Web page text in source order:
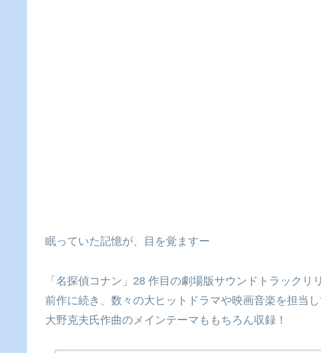
眠っていた記憶が、目を覚ますー
「名探偵コナン」28 作目の劇場版サウンドトラックリ
前作に続き、数々の大ヒットドラマや映画音楽を担当
大野克夫氏作曲のメインテーマももちろん収録！